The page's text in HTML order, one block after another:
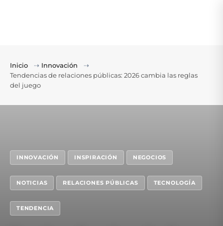
Inicio ⇢ Innovación
⇢
Tendencias de relaciones públicas: 2026 cambia las reglas
del juego
INNOVACIÓN INSPIRACIÓN NEGOCIOS
NOTICIAS RELACIONES PÚBLICAS TECNOLOGÍA
TENDENCIA